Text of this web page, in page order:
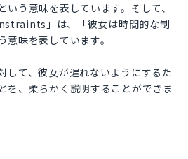
う意味を表しています。そして、
」は、「彼女は時間的な制
味を表しています。
して、彼女が遅れないようにするた
を、柔らかく説明することができま